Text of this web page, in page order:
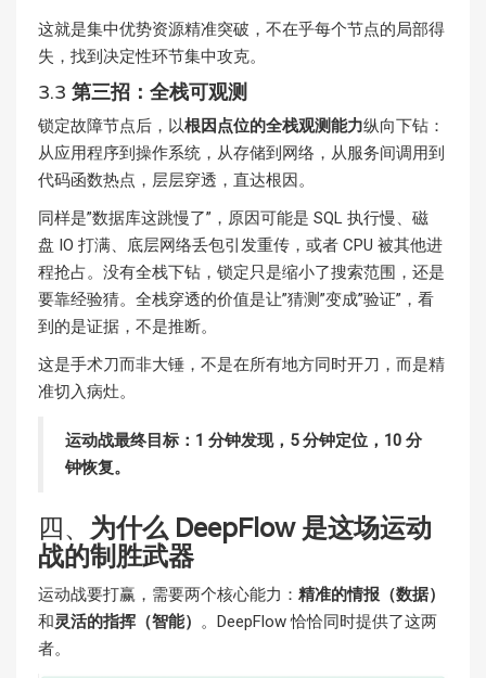
这就是集中优势资源精准突破，不在乎每个节点的局部得
失，找到决定性环节集中攻克。
3.3 第三招：全栈可观测
锁定故障节点后，以根因点位的全栈观测能力纵向下钻：
从应用程序到操作系统，从存储到网络，从服务间调用到
代码函数热点，层层穿透，直达根因。
同样是”数据库这跳慢了”，原因可能是 SQL 执行慢、磁
盘 IO 打满、底层网络丢包引发重传，或者 CPU 被其他进
程抢占。没有全栈下钻，锁定只是缩小了搜索范围，还是
要靠经验猜。全栈穿透的价值是让”猜测”变成”验证”，看
到的是证据，不是推断。
这是手术刀而非大锤，不是在所有地方同时开刀，而是精
准切入病灶。
运动战最终目标：1 分钟发现，5 分钟定位，10 分
钟恢复。
四、 为什么 DeepFlow是这场运动
战的制胜武器
运动战要打赢，需要两个核心能力： 精准的情报（数据）
和灵活的指挥（智能） 。DeepFlow 恰恰同时提供了这两
者。